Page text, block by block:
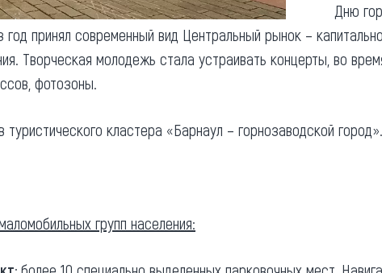
Дню
принял современный вид Центральный рынок –
Творческая молодежь стала устраивать концерты, во
фотозоны.
кластера «Барнаул – горнозаводской город».
групп населения: